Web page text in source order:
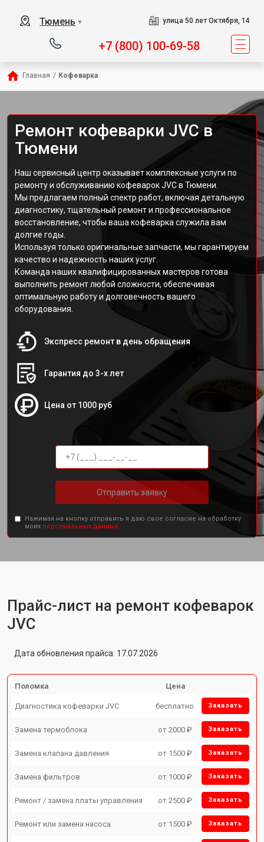
Тюмень ▼ улица 50 лет Октября, 14
+7 (800) 100-69-58
Главная / Кофеварка
Ремонт кофеварки JVC в
Тюмени
Наш сервисный центр оказывает комплексные услуги по
ремонту и обслуживанию кофеварок JVC в Тюмени.
Мы предлагаем полный спектр работ, включая детальную
диагностику, тщательный ремонт и профессиональное
восстановление, чтобы ваша кофеварка служила вам
долгие годы.
Используя только оригинальные запчасти, мы гарантируем
качество и надежность наших услуг.
Команда наших квалифицированных мастеров готова
выполнить ремонт любой сложности, обеспечивая
оптимальную работу и долговечность вашего
оборудования.
Экспресс ремонт в день обращения
Гарантия до 3-х лет
Цена от 1000 руб
Отправить заявку
Нажимая на кнопку отправить я даю свое согласие на обработку
моих персональных данных.
Прайс-лист на ремонт кофеварок
JVC
Дата обновления прайса: 17.07.2026
Поломка Цена
Диагностика кофеварки JVC бесплатно Заказать
Замена термоблока от 2000 ₽ Заказать
Замена клапана давления от 1500 ₽ Заказать
Замена фильтров от 1000 ₽ Заказать
Ремонт / замена платы управления от 2500 ₽ Заказать
Ремонт или замена насоса от 1500 ₽ Заказать